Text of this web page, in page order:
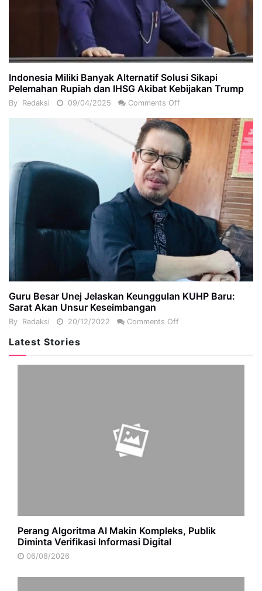
Indonesia Miliki Banyak Alternatif Solusi Sikapi
Pelemahan Rupiah dan IHSG Akibat Kebijakan Trump
By Redaksi 09/04/2025 Comments Off
Guru Besar Unej Jelaskan Keunggulan KUHP Baru:
Sarat Akan Unsur Keseimbangan
By Redaksi 20/12/2022 Comments Off
Latest Stories
Perang Algoritma AI Makin Kompleks, Publik
Diminta Verifikasi Informasi Digital
06/08/2026